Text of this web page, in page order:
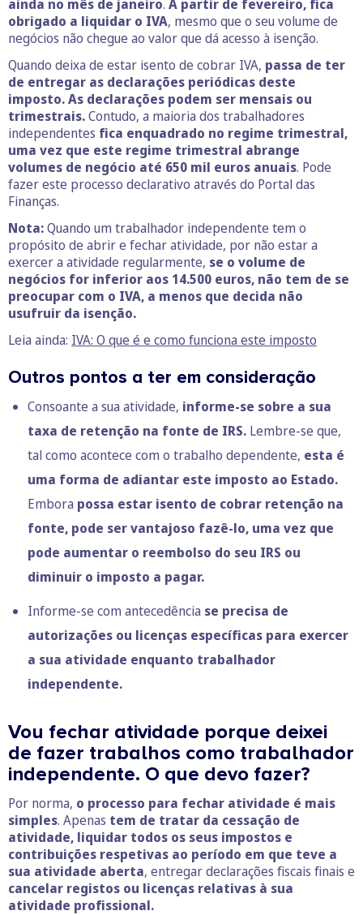
ainda no mês de janeiro. A partir de fevereiro, fica
obrigado a liquidar o IVA, mesmo que o seu volume de
negócios não chegue ao valor que dá acesso à isenção.
Quando deixa de estar isento de cobrar IVA, passa de ter
de entregar as declarações periódicas deste
imposto.As declarações podem ser mensais ou
trimestrais.Contudo, a maioria dos trabalhadores
independentes fica enquadrado no regime trimestral,
uma vez que este regime trimestral abrange
volumes de negócio até 650 mil euros anuais. Pode
fazer este processo declarativo através do Portal das
Finanças.
Nota:Quando um trabalhador independente tem o
propósito de abrir e fechar atividade, por não estar a
exercer a atividade regularmente, se o volume de
negócios for inferior aos 14.500 euros, não tem de se
preocupar com o IVA, a menos que decida não
usufruir da isenção.
Leia ainda: IVA: O que é e como funciona este imposto
Outros pontos a ter em consideração
Consoante a sua atividade, informe-se sobre a sua
taxa de retenção na fonte de IRS. Lembre-se que,
tal como acontece com o trabalho dependente, esta é
uma forma de adiantar este imposto ao Estado.
Embora possa estar isento de cobrar retenção na
fonte, pode ser vantajoso fazê-lo, uma vez que
pode aumentar o reembolso do seu IRS ou
diminuir o imposto a pagar.
Informe-se com antecedência se precisa de
autorizações ou licenças específicas para exercer
a sua atividade enquanto trabalhador
independente.
Vou fechar atividade porque deixei
de fazer trabalhos como trabalhador
independente. O que devo fazer?
Por norma, o processo para fechar atividade é mais
simples. Apenas tem de tratar da cessação de
atividade, liquidar todos os seus impostos e
contribuições respetivas ao período em que teve a
sua atividade aberta, entregar declarações fiscais finais e
cancelar registos ou licenças relativas à sua
atividade profissional.